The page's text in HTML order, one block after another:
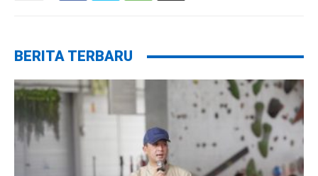
BERITA TERBARU